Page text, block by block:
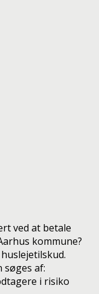
ved at betale
kommune?
søges af:
i risiko